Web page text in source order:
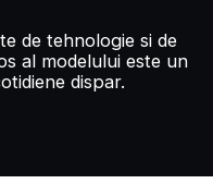
de tehnologie si de
al modelului este un
dispar.